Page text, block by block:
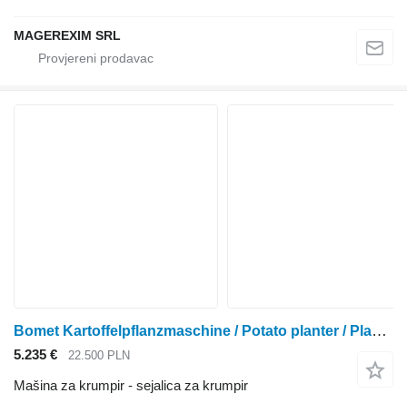
MAGEREXIM SRL
Bomet Kartoffelpflanzmaschine / Potato planter / Planteuse / Piantapat
5.235 € 22.500 PLN
Mašina za krumpir - sejalica za krumpir